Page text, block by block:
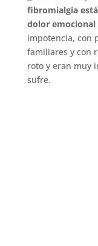
fibromialgia
dolor emocional
impotencia, con
familiares y con
roto y eran muy
sufre.